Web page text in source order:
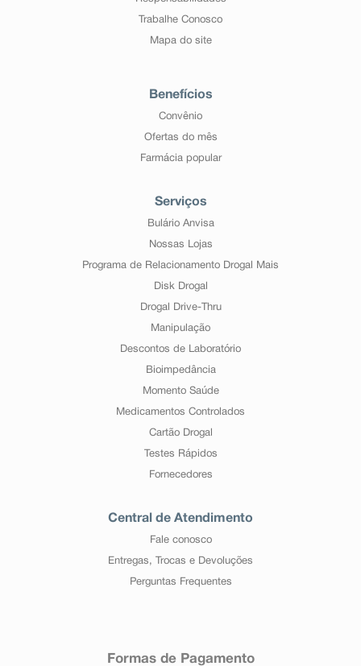
Trabalhe Conosco
Mapa do site
Benefícios
Convênio
Ofertas do mês
Farmácia popular
Serviços
Bulário Anvisa
Nossas Lojas
Programa de Relacionamento Drogal Mais
Disk Drogal
Drogal Drive-Thru
Manipulação
Descontos de Laboratório
Bioimpedância
Momento Saúde
Medicamentos Controlados
Cartão Drogal
Testes Rápidos
Fornecedores
Central de Atendimento
Fale conosco
Entregas, Trocas e Devoluções
Perguntas Frequentes
Formas de Pagamento